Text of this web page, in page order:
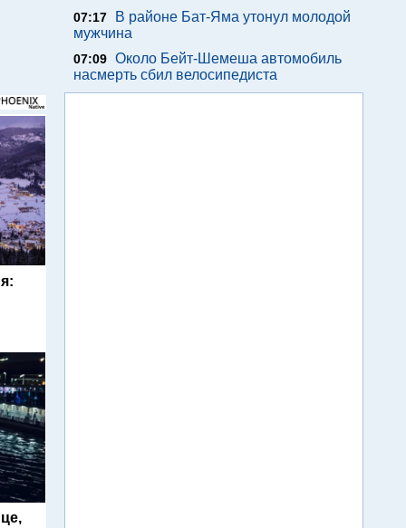
07:17
В районе Бат-Яма утонул молодой
мужчина
07:09 Около Бейт-Шемеша автомобиль
насмерть сбил велосипедиста